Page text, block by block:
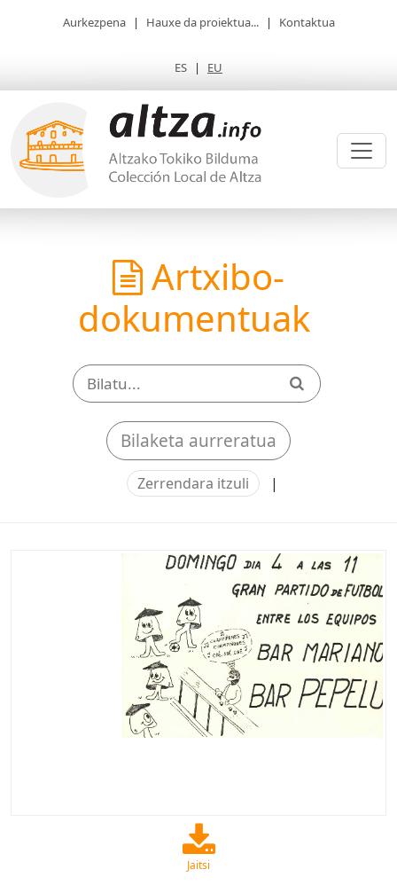
Aurkezpena | Hauxe da proiektua... | Kontaktua
ES | EU
Artxibo-
dokumentuak
Bilaketa aurreratua
Zerrendara itzuli |
Jaitsi